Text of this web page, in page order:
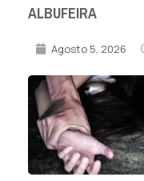
ALBUFEIRA
Agosto 5, 2026